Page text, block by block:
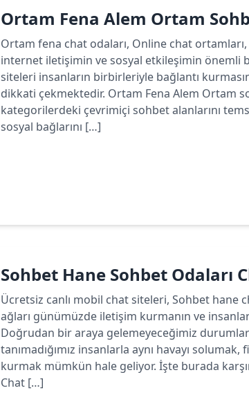
Ortam Fena Alem Ortam
Ortam fena chat odaları, Online chat
internet iletişimin ve sosyal etkileşimin önemli
siteleri insanların birbirleriyle bağlantı
dikkati çekmektedir. Ortam Fena Alem Ortam
kategorilerdeki çevrimiçi sohbet alanlarını
sosyal bağlarını […]
Sohbet Hane Sohbet Odaları
Ücretsiz canlı mobil chat siteleri, Sohbet hane
ağları günümüzde iletişim kurmanın ve
Doğrudan bir araya gelemeyeceğimiz
tanımadığımız insanlarla aynı havayı
kurmak mümkün hale geliyor. İşte burada
Chat […]